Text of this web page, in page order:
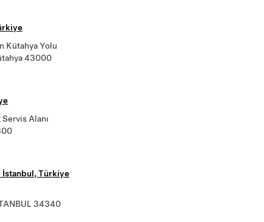
Kütahya Yolu
43000
Alanı
İstanbul, Türkiye
34340